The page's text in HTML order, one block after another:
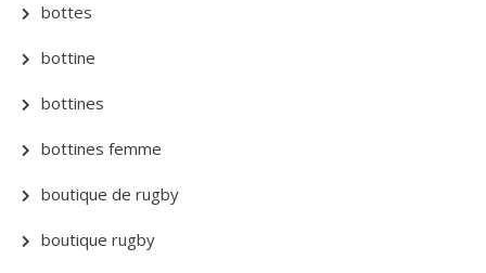
bottes
bottine
bottines
bottines femme
boutique de rugby
boutique rugby